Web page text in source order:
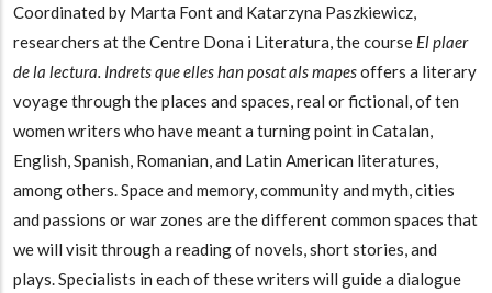
Coordinated by Marta Font and Katarzyna Paszkiewicz,
researchers at the Centre Dona i Literatura, the course El plaer
de la lectura. Indrets que elles han posat als mapesoffers a literary
voyage through the places and spaces, real or fictional, of ten
women writers who have meant a turning point in Catalan,
English, Spanish, Romanian, and Latin American literatures,
among others. Space and memory, community and myth, cities
and passions or war zones are the different common spaces that
we will visit through a reading of novels, short stories, and
plays. Specialists in each of these writers will guide a dialogue